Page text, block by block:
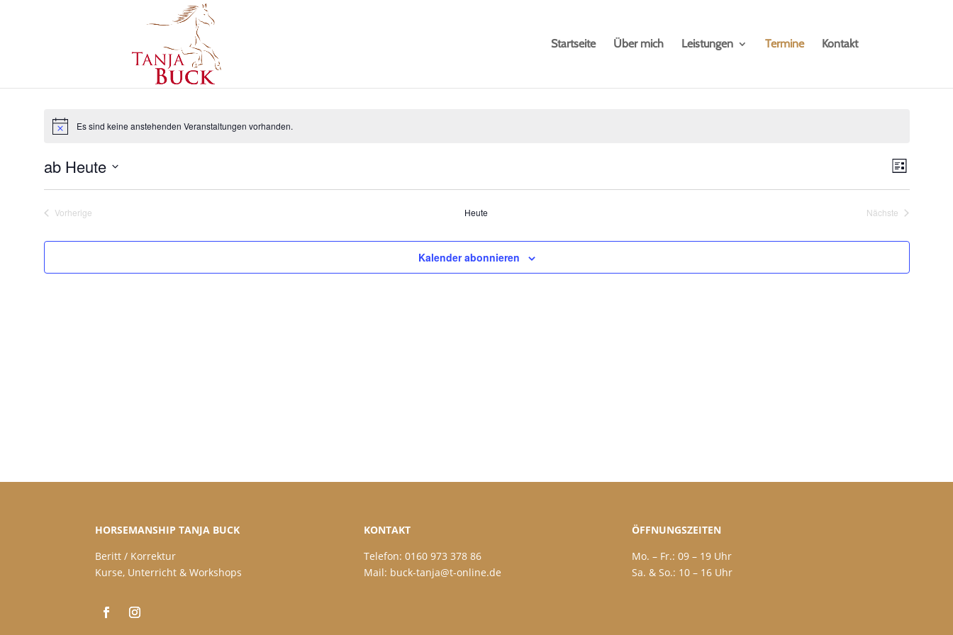
Startseite Über mich Leistungen Termine Kontakt
Es sind keine anstehenden Veranstaltungen vorhanden.
List
ab Heute
Vorherige
Heute
Nächste
Kalender abonnieren
HORSEMANSHIP TANJA BUCK
Beritt / Korrektur
Kurse, Unterricht & Workshops
KONTAKT
Telefon: 0160 973 378 86
Mail: buck-tanja@t-online.de
ÖFFNUNGSZEITEN
Mo. – Fr.: 09 – 19 Uhr
Sa. & So.: 10 – 16 Uhr